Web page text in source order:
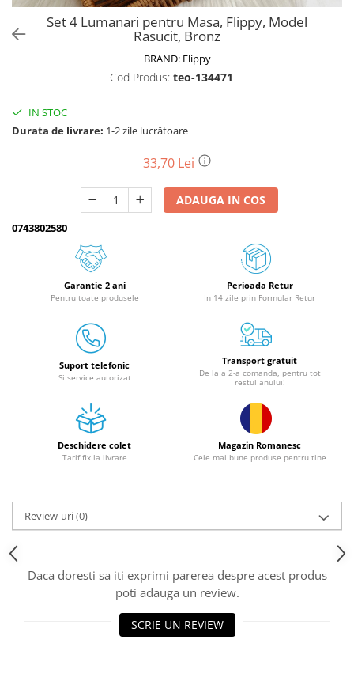
Gradina
Motoburghie si accesorii
Drujbe pe benzina
Drujbe cu acumulator
Consumabile drujbe, fierastraie
Drujbe electrice
Unelte electrice busteni
Batoze - mori desfacat porumb
Granulatoare
Mori pentru cereale
Mori pentru fructe si legume
Mori pentru furaje
Mori pentru furaje si resturi
Motoare granulatoare
Piese si accesorii mori
Tocatoare furaje si crengi
Tocatoare crengi
Motocoase, Trimmere si Masini de
tuns gazon
Motocositori cu motoare 2T
Masini de tuns gazon pe benzina
Tractoraș de tuns gazonul
Set 4 Lumanari pentru Masa, Flippy, Model
Rasucit, Bronz
BRAND: Flippy
Cod Produs: teo-134471
IN STOC
Durata de livrare: 1-2 zile lucrătoare
33,70 Lei
ADAUGA IN COS
0743802580
Garantie 2 ani
Pentru toate produsele
Perioada Retur
In 14 zile prin Formular Retur
Suport telefonic
Si service autorizat
Transport gratuit
De la a 2-a comanda, pentru tot
restul anului!
Deschidere colet
Tarif fix la livrare
Magazin Romanesc
Cele mai bune produse pentru tine
Review-uri(0)
Daca doresti sa iti exprimi parerea despre acest produs
poti adauga un review.
SCRIE UN REVIEW